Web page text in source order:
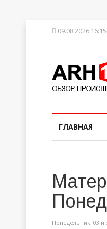
09.08.2026 16:15
ГЛАВНАЯ
Понедельник, 03